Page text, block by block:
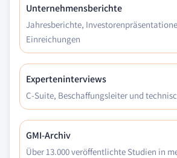
Unternehmensberichte
Jahresberichte,
Einreichungen
Experteninterviews
C-Suite, Beschaffungsleiter und
GMI-Archiv
Über 13.000 veröffentlichte Studien in